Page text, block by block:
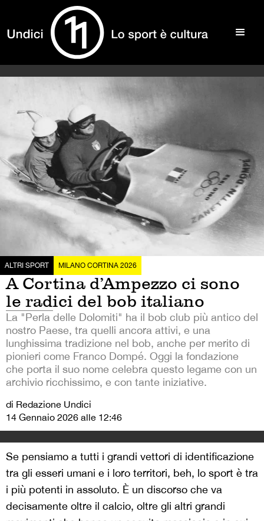
ALTRI SPORT MILANO CORTINA 2026
A Cortina d’Ampezzo ci sono
le radici del bob italiano
La "Perla delle Dolomiti" ha il bob club più antico del
nostro Paese, tra quelli ancora attivi, e una
lunghissima tradizione nel bob, anche per merito di
pionieri come Franco Dompé. Oggi la fondazione
che porta il suo nome celebra questo legame con un
archivio ricchissimo, e con tante iniziative.
di Redazione Undici
14 Gennaio 2026 alle 12:46
Se pensiamo a tutti i grandi vettori di identificazione
tra gli esseri umani e i loro territori, beh, lo sport è tra
i più potenti in assoluto. È un discorso che va
decisamente oltre il calcio, oltre gli altri grandi